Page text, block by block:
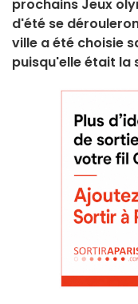
prochains Jeux
d'été se
ville a été choisie
puisqu'elle était la